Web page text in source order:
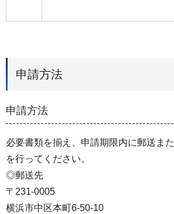
申請方法
申請方法
必要書類を揃え、申請期限内に郵送ま
を行ってください。
◎郵送先
〒231-0005
横浜市中区本町6-50-10